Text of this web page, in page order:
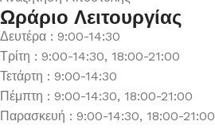
Ωράριο Λειτουργίας
Δευτέρα : 9:00-14:30
Τρίτη : 9:00-14:30, 18:00-21:00
Τετάρτη : 9:00-14:30
Πέμπτη : 9:00-14:30, 18:00-21:00
Παρασκευή : 9:00-14:30, 18:00-21:00